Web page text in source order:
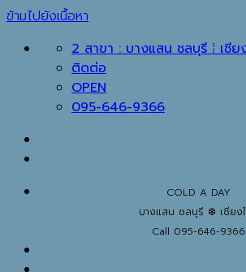
ข้ามไปยังเนื้อหา
2 สาขา : บางแสน ชลบุรี ⁞ เชีย
ติดต่อ
OPEN
095-646-9366
COLD A DAY
บางแสน ชลบุรี ❆ เชียง
Call 095-646-9366